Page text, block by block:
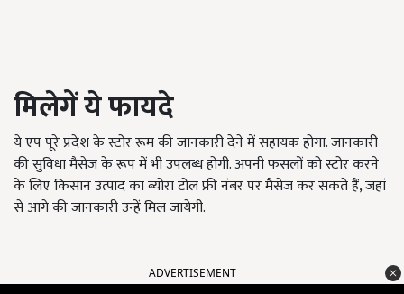
मिलेगें ये फायदे
ये एप पूरे प्रदेश के स्टोर रूम की जानकारी देने में सहायक होगा. जानकारी
की सुविधा मैसेज के रूप में भी उपलब्ध होगी. अपनी फसलों को स्टोर करने
के लिए किसान उत्पाद का ब्योरा टोल फ्री नंबर पर मैसेज कर सकते हैं, जहां
से आगे की जानकारी उन्हें मिल जायेगी.
ADVERTISEMENT